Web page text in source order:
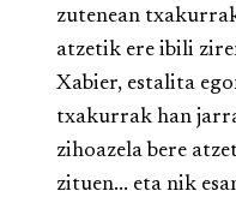
zutenean
atzetik ere ibili
Xabier, estalita
txakurrak han
zihoazela bere
zituen... eta nik